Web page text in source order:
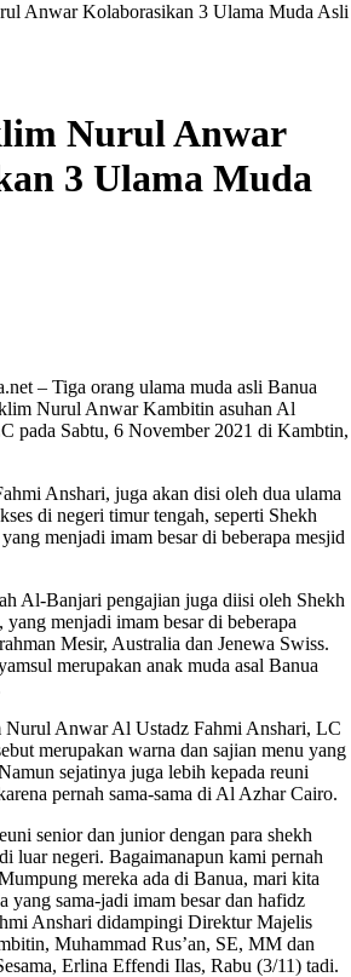
Anwar Kolaborasikan 3 Ulama Muda Asli
Nurul Anwar
3 Ulama Muda
– Tiga orang ulama muda asli Banua
Nurul Anwar Kambitin asuhan Al
pada Sabtu, 6 November 2021 di Kambtin,
Anshari, juga akan disi oleh dua ulama
di negeri timur tengah, seperti Shekh
menjadi imam besar di beberapa mesjid
Al-Banjari pengajian juga diisi oleh Shekh
menjadi imam besar di beberapa
Mesir, Australia dan Jenewa Swiss.
merupakan anak muda asal Banua
Nurul Anwar Al Ustadz Fahmi Anshari, LC
merupakan warna dan sajian menu yang
sejatinya juga lebih kepada reuni
pernah sama-sama di Al Azhar Cairo.
senior dan junior dengan para shekh
luar negeri. Bagaimanapun kami pernah
mereka ada di Banua, mari kita
yang sama-jadi imam besar dan hafidz
Anshari didampingi Direktur Majelis
Muhammad Rus’an, SE, MM dan
Erlina Effendi Ilas, Rabu (3/11) tadi.